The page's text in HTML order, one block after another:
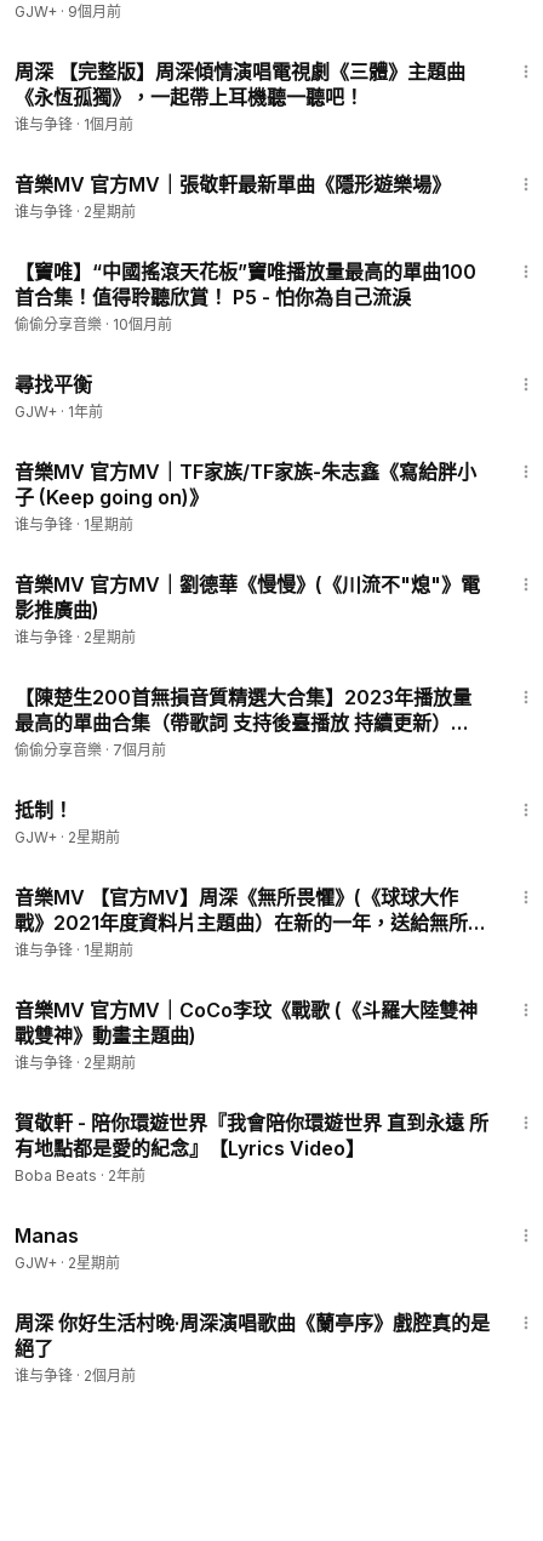
GJW+ · 9個月前
周深 【完整版】周深傾情演唱電視劇《三體》主題曲
《永恆孤獨》，一起帶上耳機聽一聽吧！
谁与争锋 · 1個月前
音樂MV 官方MV｜張敬軒最新單曲《隱形遊樂場》
谁与争锋 · 2星期前
【竇唯】“中國搖滾天花板”竇唯播放量最高的單曲100
首合集！值得聆聽欣賞！ P5 - 怕你為自己流淚
偷偷分享音樂 · 10個月前
尋找平衡
GJW+ · 1年前
音樂MV 官方MV｜TF家族/TF家族-朱志鑫《寫給胖小
子 (Keep going on)》
谁与争锋 · 1星期前
音樂MV 官方MV｜劉德華《慢慢》(《川流不"熄"》電
影推廣曲)
谁与争锋 · 2星期前
【陳楚生200首無損音質精選大合集】2023年播放量
最高的單曲合集（帶歌詞 支持後臺播放 持續更新）
P46 - 快樂在哪裏
偷偷分享音樂 · 7個月前
抵制！
GJW+ · 2星期前
音樂MV 【官方MV】周深《無所畏懼》(《球球大作
戰》2021年度資料片主題曲）在新的一年，送給無所畏
懼，勇往直前的“我們”
谁与争锋 · 1星期前
音樂MV 官方MV｜CoCo李玟《戰歌 (《斗羅大陸雙神
戰雙神》動畫主題曲)
谁与争锋 · 2星期前
賀敬軒 - 陪你環遊世界『我會陪你環遊世界 直到永遠 所
有地點都是愛的紀念』【Lyrics Video】
Boba Beats · 2年前
Manas
GJW+ · 2星期前
周深 你好生活村晚·周深演唱歌曲《蘭亭序》戲腔真的是
絕了
谁与争锋 · 2個月前